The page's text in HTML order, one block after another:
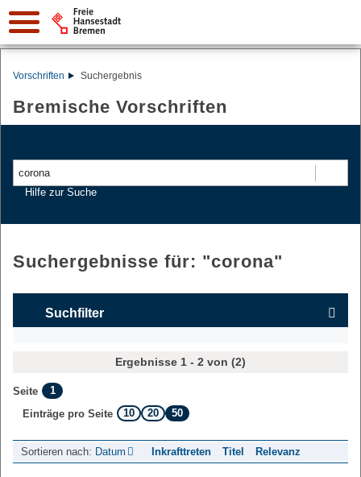
Vorschriften Suchergebnis
Bremische Vorschriften
Hilfe zur Suche
Suchergebnisse für: "corona"
Suchfilter
Ergebnisse 1 - 2 von (2)
Seite
1
Einträge pro Seite
10 20 50
Sortieren nach: Datum Inkrafttreten Titel Relevanz